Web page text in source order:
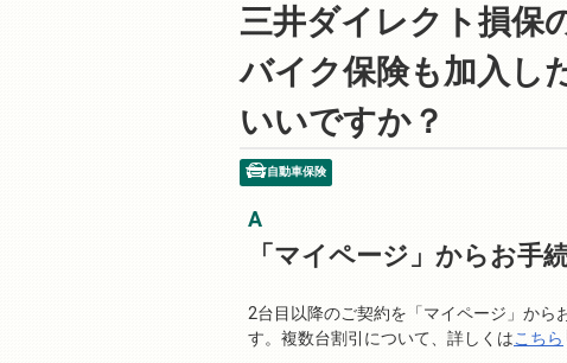
三井ダイレクト損保
バイク保険も加入し
いいですか？
自動車保険
「マイページ」からお手
2台目以降のご契約を「マイページ」から
す。複数台割引について、詳しくはこちら